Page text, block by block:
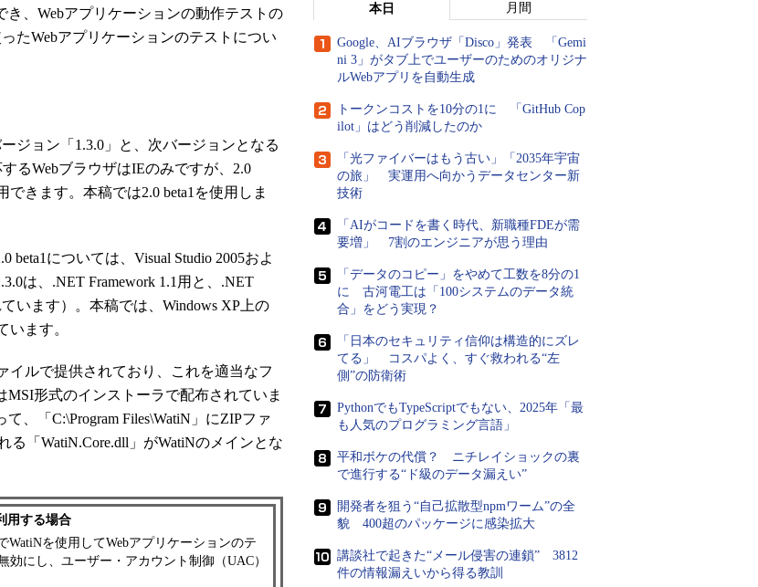
、Webアプリケーションの動作テストの
たWebアプリケーションのテストについ
ジョン「1.3.0」と、次バージョンとなる
るWebブラウザはIEのみですが、2.0
できます。本稿では2.0 beta1を使用しま
については、Visual Studio 2005およ
は、.NET Framework 1.1用と、.NET
います）。本稿では、Windows XP上の
います。
イルで提供されており、これを適当なフ
形式のインストーラで配布されていま
、「C:\Program Files\WatiN」にZIPファ
「WatiN.Core.dll」がWatiNのメインとな
用する場合
WatiNを使用してWebアプリケーションのテ
にし、ユーザー・アカウント制御（UAC）
本日 月間
Google、AIブラウザ「Disco」発表 「Gemi
ni 3」がタブ上でユーザーのためのオリジナ
ルWebアプリを自動生成
トークンコストを10分の1に 「GitHub Cop
ilot」はどう削減したのか
「光ファイバーはもう古い」「2035年宇宙
の旅」 実運用へ向かうデータセンター新
技術
「AIがコードを書く時代、新職種FDEが需
要増」 7割のエンジニアが思う理由
「データのコピー」をやめて工数を8分の1
に 古河電工は「100システムのデータ統
合」をどう実現？
「日本のセキュリティ信仰は構造的にズレ
てる」 コスパよく、すぐ救われる“左
側”の防衛術
PythonでもTypeScriptでもない、2025年「最
も人気のプログラミング言語」
平和ボケの代償？ ニチレイショックの裏
で進行する“ド級のデータ漏えい”
開発者を狙う“自己拡散型npmワーム”の全
貌 400超のパッケージに感染拡大
講談社で起きた“メール侵害の連鎖” 3812
件の情報漏えいから得る教訓